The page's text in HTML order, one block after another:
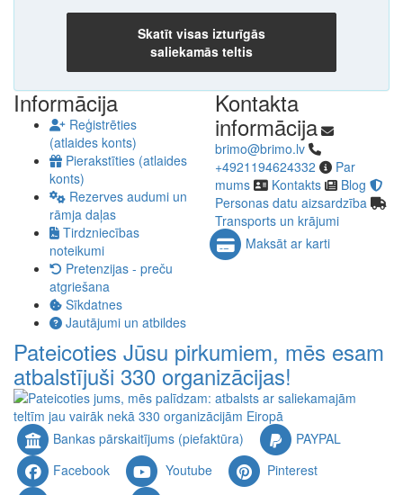
Skatīt visas izturīgās
saliekamās teltis
Informācija
Reģistrēties
(atlaides konts)
Pierakstīties (atlaides
konts)
Rezerves audumi un
rāmja daļas
Tirdzniecības
noteikumi
Pretenzijas - preču
atgriešana
Sīkdatnes
Jautājumi un atbildes
Kontakta
informācija
brimo@brimo.lv
+4921194624332
Par
mums
Kontakts
Blog
Personas datu aizsardzība
Transports un krājumi
Pateicoties Jūsu pirkumiem, mēs esam
atbalstījuši 330 organizācijas!
Maksāt ar karti
Bankas pārskaitījums (piefaktūra)
PAYPAL
Facebook
Youtube
Pinterest